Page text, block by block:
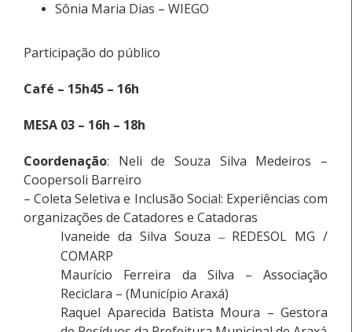
Sônia Maria Dias – WIEGO
Participação do público
Café – 15h45 – 16h
MESA 03 – 16h – 18h
Coordenação: Neli de Souza Silva Medeiros –
Coopersoli Barreiro
– Coleta Seletiva e Inclusão Social: Experiências com
organizações de Catadores e Catadoras
Ivaneide da Silva Souza – REDESOL MG /
COMARP
Maurício Ferreira da Silva – Associação
Reciclara – (Município Araxá)
Raquel Aparecida Batista Moura – Gestora